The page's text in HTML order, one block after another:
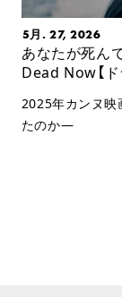
5月. 27, 2026
あなたが死ん
Dead Now【ド
2025年カンヌ映
たのか—